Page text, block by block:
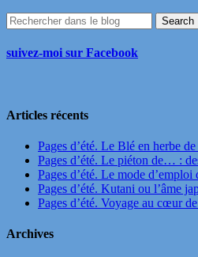
suivez-moi sur Facebook
Articles récents
Pages d’été. Le Blé en herbe
Pages d’été. Le piéton de… :
Pages d’été. Le mode
Pages d’été. Kutani ou l’âme
Pages d’été. Voyage au cœur
Archives